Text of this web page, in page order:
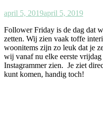
april 5, 2019april 5, 2019
Follower Friday is de dag dat
zetten. Wij zien vaak toffe
woonitems zijn zo leuk dat je
wij vanaf nu elke eerste
Instagrammer zien. Je ziet
kunt komen, handig toch!